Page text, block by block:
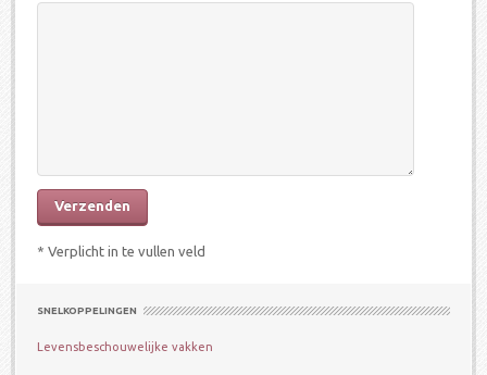
* Verplicht in te vullen veld
SNELKOPPELINGEN
Levensbeschouwelijke vakken